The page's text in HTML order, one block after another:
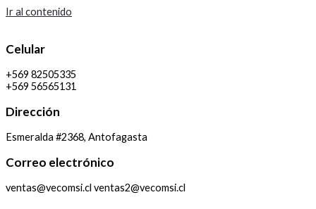
Ir al contenido
Celular
+569 82505335
+569 56565131
Dirección
Esmeralda #2368, Antofagasta
Correo electrónico
ventas@vecomsi.cl ventas2@vecomsi.cl